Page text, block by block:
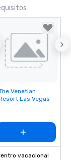
Removed from
favorites
Venetian
Las Vegas
vacacional